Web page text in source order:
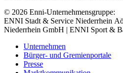
© 2026 Enni-Unternehmensgruppe:
ENNI Stadt & Service Niederrhein
Niederrhein GmbH | ENNI Sport &
Unternehmen
Bürger- und Gremienportale
Presse